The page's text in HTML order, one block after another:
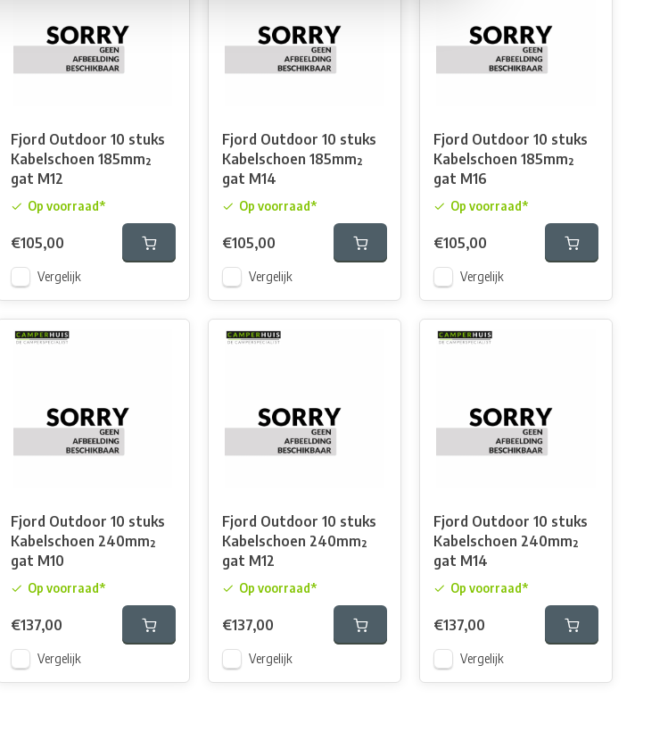
Fjord Outdoor 10 stuks
Kabelschoen 185mm²
gat M12
Op voorraad*
€105,00
Vergelijk
Fjord Outdoor 10 stuks
Kabelschoen 185mm²
gat M14
Op voorraad*
€105,00
Vergelijk
Fjord Outdoor 10 stuks
Kabelschoen 185mm²
gat M16
Op voorraad*
€105,00
Vergelijk
Fjord Outdoor 10 stuks
Kabelschoen 240mm²
gat M10
Op voorraad*
€137,00
Vergelijk
Fjord Outdoor 10 stuks
Kabelschoen 240mm²
gat M12
Op voorraad*
€137,00
Vergelijk
Fjord Outdoor 10 stuks
Kabelschoen 240mm²
gat M14
Op voorraad*
€137,00
Vergelijk